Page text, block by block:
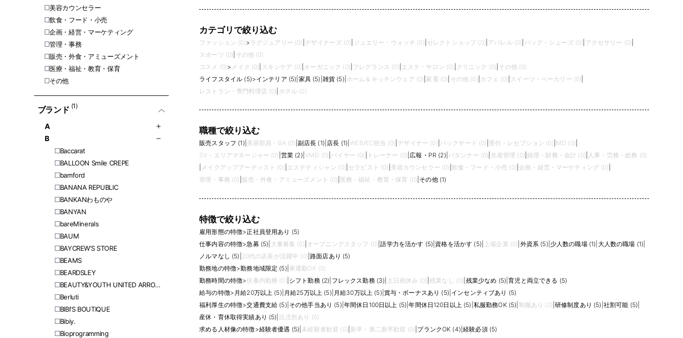
美容カウンセラー
飲食・フード・小売
企画・経営・マーケティング
管理・事務
販売・外食・アミューズメント
医療・福祉・教育・保育
その他
ブランド (1)
A
B
Baccarat
BALLOON Smile CREPE
bamford
BANANA REPUBLIC
BANKANわものや
BANYAN
bareMinerals
BAUM
BAYCREW’S STORE
BEAMS
BEARDSLEY
BEAUTY&YOUTH UNITED ARROWS
Berluti
BIBI'S BOUTIQUE
Bibiy.
Bioprogramming
カテゴリで絞り込む
ファッション (0)> ラグジュアリー (0) デザイナーズ (0) ジュエリー・ウォッチ (0) セレクトショップ (0) アパレル (0) バッグ・シューズ (0) アクセサリー (0)
スポーツ (0) その他 (0)
コスメ (0)> メイク (0) スキンケア (0) オーガニック (0) フレグランス (0) エステ・サロン (0) クリニック (0) その他 (0)
ライフスタイル (5)>インテリア (5) 家具 (5) 雑貨 (5) ホーム＆キッチンウェア (0) 家電 (0) その他 (0) カフェ (0) スイーツ・ベーカリー (0)
レストラン・専門料理店 (0) ホテル (0)
職種で絞り込む
販売スタッフ (1) 美容部員・BA (0) 副店長 (1) 店長 (1) WEB/EC担当 (0) デザイナー (0) バックヤード (0) 受付・レセプション (0) MD (0)
SV・エリアマネージャー (0) 営業 (2) VMD (0) |バイヤー (0) トレーナー (0) 広報・PR (2) パタンナー (0) 生産管理 (0) |経理・財務・会計 (0) 人事・労務・総務 (0)
メイクアップアーティスト (0) エステティシャン (0) セラピスト (0) 美容カウンセラー (0) 飲食・フード・小売 (0) 企画・経営・マーケティング (0)
管理・事務 (0) 販売・外食・アミューズメント (0) 医療・福祉・教育・保育 (0) その他 (1)
特徴で絞り込む
雇用形態の特徴>正社員登用あり (5)
仕事内容の特徴>急募 (5) 大量募集 (0) オープニングスタッフ (0) |語学力を活かす (5) 資格を活かす (5) 上場企業 (0) 外資系 (5) 少人数の職場 (1) 大人数の職場 (1)
ノルマなし (5) 20代の店長が活躍中 (0) |路面店あり (5)
勤務地の特徴>勤務地域限定 (5) 車通勤OK (0)
勤務時間の特徴>扶養内勤務 (0) シフト勤務 (2) フレックス勤務 (3) 土日祝休み (0) |残業なし (0) 残業少なめ (5) |育児と両立できる (5)
給与の特徴> 月給20万以上 (5) 月給25万以上 (5) 月給30万以上 (5) 賞与・ボーナスあり (5) インセンティブあり (5)
福利厚生の特徴>交通費支給 (5) その他手当あり (5) 年間休日100日以上 (5) |年間休日120日以上 (5) 私服勤務OK (5) 制服あり (0) 研修制度あり (5) 社割可能 (5)
産休・育休取得実績あり (5) 託児所あり (0)
求める人材像の特徴>経験者優遇 (5) 未経験者歓迎 (0) 新卒・第二新卒歓迎 (0) ブランクOK (4) |経験必須 (5)